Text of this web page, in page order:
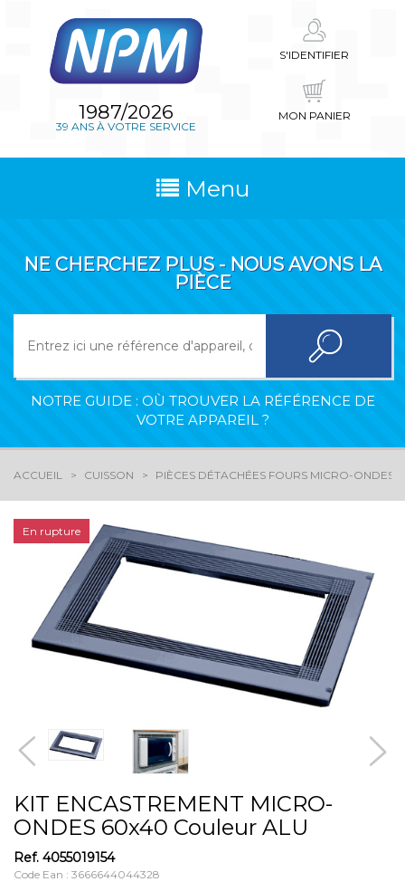
1987/2026
39 ANS À VOTRE SERVICE
S'IDENTIFIER
MON PANIER
Menu
NE CHERCHEZ PLUS - NOUS AVONS LA
PIÈCE
NOTRE GUIDE : OÙ TROUVER LA RÉFÉRENCE DE
VOTRE APPAREIL ?
ACCUEIL CUISSON PIÈCES DÉTACHÉES FOURS MICRO-ONDES
En rupture
KIT ENCASTREMENT MICRO-
ONDES 60x40 Couleur ALU
Ref. 4055019154
Code Ean : 3666644044328